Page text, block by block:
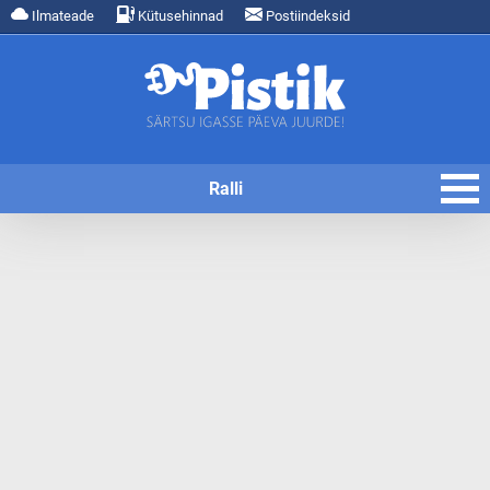
Ilmateade Kütusehinnad Postiindeksid
Ralli